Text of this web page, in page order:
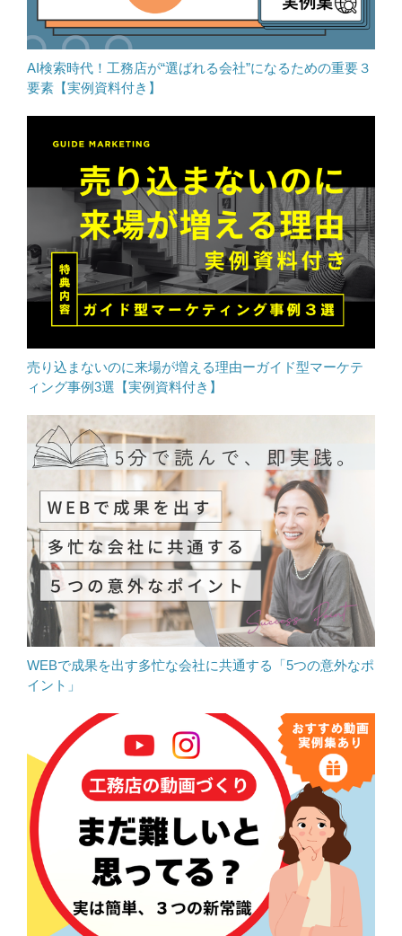
AI検索時代！工務店が“選ばれる会社”になるための重要３
要素【実例資料付き】
売り込まないのに来場が増える理由ーガイド型マーケテ
ィング事例3選【実例資料付き】
WEBで成果を出す多忙な会社に共通する「5つの意外なポ
イント」